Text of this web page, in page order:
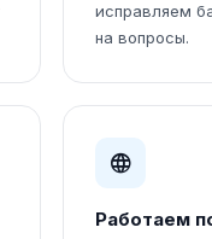
исправляем
на вопросы.
Работаем